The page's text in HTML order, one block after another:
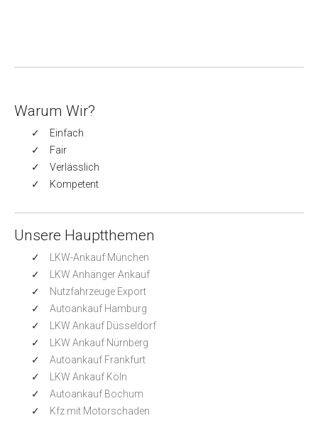
Warum Wir?
Einfach
Fair
Verlässlich
Kompetent
Unsere Hauptthemen
LKW-Ankauf München
LKW Anhänger Ankauf
Nutzfahrzeuge Export
Autoankauf Hamburg
LKW Ankauf Düsseldorf
LKW Ankauf Nürnberg
Autoankauf Frankfurt
LKW Ankauf Köln
Autoankauf Bochum
Kfz mit Motorschaden